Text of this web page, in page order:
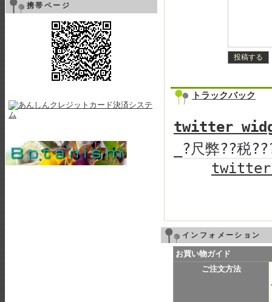
携帯ページ
トラックバック
twitter
_?尺弊??税
twitter
インフォメーション
お買い物ガイド
ご注文方法